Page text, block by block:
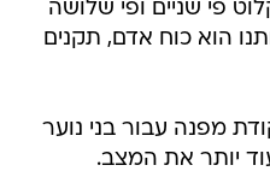
פי שניים ופי שלושה
הוא כוח אדם, תקנים
מפנה עבור בני נוער
יותר את המצב.